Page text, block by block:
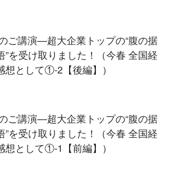
ご講演―超大企業トップの“腹の据
”を受け取りました！（今春 全国経
想として①-2【後編】）
ご講演―超大企業トップの“腹の据
”を受け取りました！（今春 全国経
想として①-1【前編】）